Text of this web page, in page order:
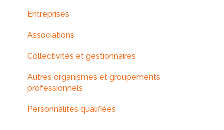
Entreprises
Associations
Collectivités et gestionnaires
Autres organismes et groupements
professionnels
Personnalités qualifiées